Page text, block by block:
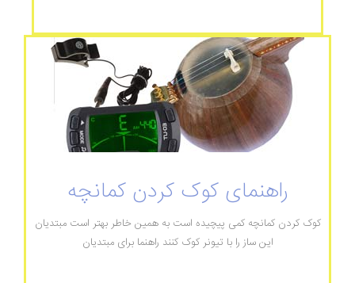
راهنمای کوک کردن کمانچه
کوک کردن کمانچه کمی پیچیده است به همین خاطر بهتر است مبتدیان
این ساز را با تیونر کوک کنند راهنما برای مبتدیان